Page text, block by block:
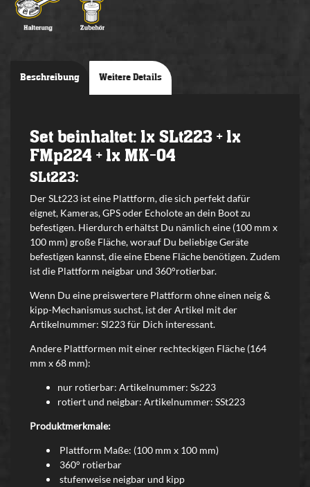
Beschreibung Weitere Details
Set beinhaltet: 1x SLt223 + 1x
FMp224 + 1x MK-04
SLt223:
DerSLt223 ist eine Plattform, die sich perfekt dafür
eignet, Kameras, GPS oder Echolote an dein Boot zu
befestigen. Hierdurch erhältst Du nämlich eine (100 mm x
100 mm) große Fläche, worauf Du beliebige Geräte
befestigen kannst, die eine Ebene Fläche benötigen. Zudem
ist die Plattform neigbar und 360°rotierbar.
Wenn Du eine preiswertere Plattform ohne einen neig &
kipp-Mechanismus suchst, ist der Artikel mit der
Artikelnummer: Sl223 für Dich interessant.
Andere Plattformen mit einer rechteckigen Fläche (164
mm x 68 mm):
nur rotierbar: Artikelnummer: Ss223
rotiert und neigbar: Artikelnummer: SSt223
Produktmerkmale:
Plattform Maße: (100 mm x 100 mm)
360° rotierbar
stufenweise neigbar und kipp